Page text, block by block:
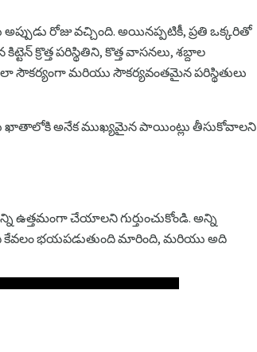
రోజు వచ్చింది. అయినప్పటికీ, ప్రతి ఒక్కరితో
క్రొత్త పరిస్థితిని, కొత్త వాసనలు, శబ్దాల
మరియు సౌకర్యవంతమైన పరిస్థితులు
ఖాతాలోకి అనేక ముఖ్యమైన పాయింట్లు తీసుకోవాలని
ఉత్తమంగా చేయాలని గుర్తుంచుకోండి. అన్ని
కేవలం భయపడుతుంది మారింది, మరియు అది